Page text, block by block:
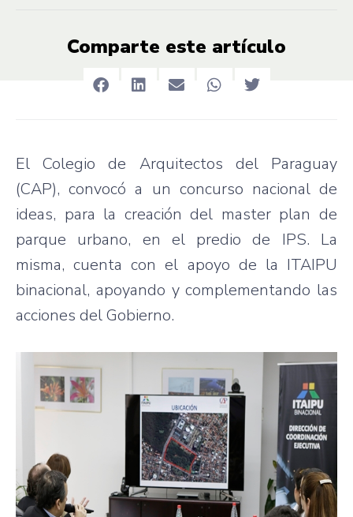
Comparte este artículo
El Colegio de Arquitectos del Paraguay
(CAP), convocó a un concurso nacional de
ideas, para la creación del master plan de
parque urbano, en el predio de IPS. La
misma, cuenta con el apoyo de la ITAIPU
binacional, apoyando y complementando las
acciones del Gobierno.